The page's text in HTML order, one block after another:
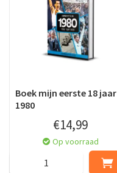
Boek mijn eerste 18 jaar
1980
€14,99
Op voorraad